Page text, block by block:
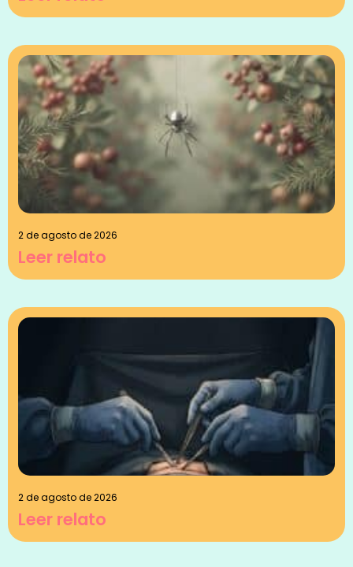
2 de agosto de 2026
Leer relato
2 de agosto de 2026
Leer relato